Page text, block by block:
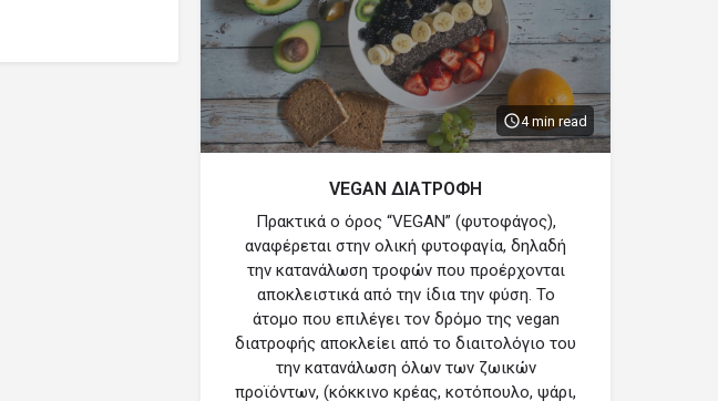
4 min read
VEGAN ΔΙΑΤΡΟΦΗ
Πρακτικά ο όρος “VEGAN” (φυτοφάγος),
αναφέρεται στην ολική φυτοφαγία, δηλαδή
την κατανάλωση τροφών που προέρχονται
αποκλειστικά από την ίδια την φύση. Το
άτομο που επιλέγει τον δρόμο της vegan
διατροφής αποκλείει από το διαιτολόγιο του
την κατανάλωση όλων των ζωικών
προϊόντων, (κόκκινο κρέας, κοτόπουλο, ψάρι,